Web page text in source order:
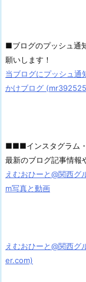
■ブログのプッシュ通
願いします！
当ブログにプッシュ通
かけブログ
■■■インスタグラム
最新のブログ記事情
えむおひーと@関西
m写真と動画
えむおひーと@関西
er.com)